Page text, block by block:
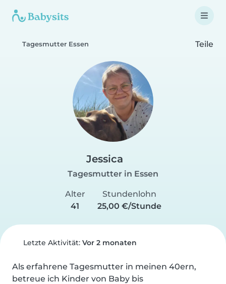
Tagesmutter Essen Teile
Jessica
Tagesmutter in Essen
Alter
41
Stundenlohn
25,00 €/Stunde
Letzte Aktivität: Vor 2 monaten
Als erfahrene Tagesmutter in meinen 40ern,
betreue ich Kinder von Baby bis